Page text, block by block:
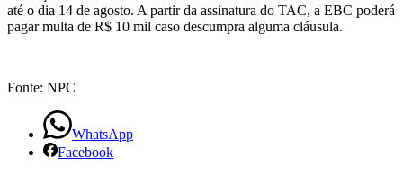
até o dia 14 de agosto. A partir da assinatura do TAC, a EBC poderá
pagar multa de R$ 10 mil caso descumpra alguma cláusula.
Fonte: NPC
WhatsApp
Facebook